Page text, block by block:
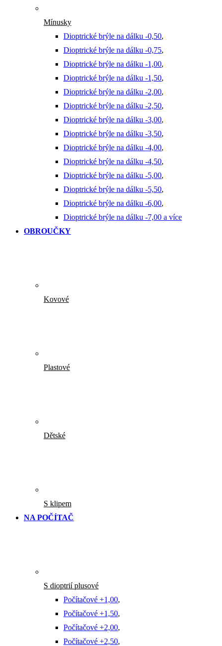
Mínusky
Dioptrické brýle na dálku -0,50,
Dioptrické brýle na dálku -0,75,
Dioptrické brýle na dálku -1,00,
Dioptrické brýle na dálku -1,50,
Dioptrické brýle na dálku -2,00,
Dioptrické brýle na dálku -2,50,
Dioptrické brýle na dálku -3,00,
Dioptrické brýle na dálku -3,50,
Dioptrické brýle na dálku -4,00,
Dioptrické brýle na dálku -4,50,
Dioptrické brýle na dálku -5,00,
Dioptrické brýle na dálku -5,50,
Dioptrické brýle na dálku -6,00,
Dioptrické brýle na dálku -7,00 a více
OBROUČKY
Kovové
Plastové
Dětské
S klipem
NA POČÍTAČ
S dioptrií plusové
Počítačové +1,00,
Počítačové +1,50,
Počítačové +2,00,
Počítačové +2,50,